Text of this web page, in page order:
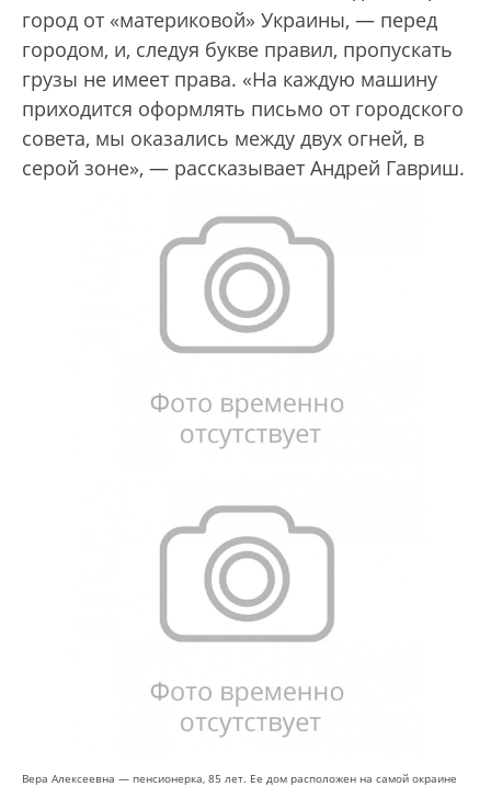
город от «материковой» Украины, — перед
городом, и, следуя букве правил, пропускать
грузы не имеет права. «На каждую машину
приходится оформлять письмо от городского
совета, мы оказались между двух огней, в
серой зоне», — рассказывает Андрей Гавриш.
Вера Алексеевна — пенсионерка, 85 лет. Ее дом расположен на самой окраине